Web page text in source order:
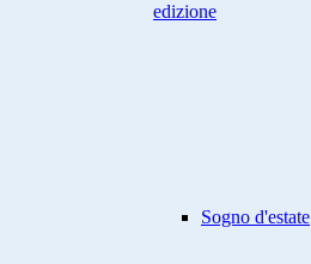
edizione
Sogno d'estate